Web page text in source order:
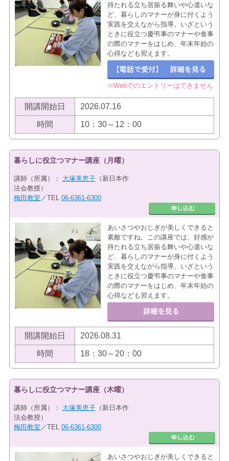
持たれる立ち居振る舞いや心遣いな
ど、暮らしのマナーが身に付くよう
実践を交えながら指導。いざという
ときに役立つ慶弔事のマナーや食事
の際のマナーをはじめ、年末年始の
心得なども習えます。
※Webでのエントリーはできません
開講開始日 2026.07.16
時間 10：30～12：00
暮らしに役立つマナー講座（月曜）
講師（所属）： 大塚美恵子（新日本作
法会教授）
梅田教室 ／TEL 06-6361-6300
あいさつやおじぎが美しくできると
素敵ですね。この講座では、好感が
持たれる立ち居振る舞いや心遣いな
ど、暮らしのマナーが身に付くよう
実践を交えながら指導。いざという
ときに役立つ慶弔事のマナーや食事
の際のマナーをはじめ、年末年始の
心得なども習えます。
開講開始日 2026.08.31
時間 18：30～20：00
暮らしに役立つマナー講座（木曜）
講師（所属）： 大塚美恵子（新日本作
法会教授）
梅田教室 ／TEL 06-6361-6300
あいさつやおじぎが美しくできると